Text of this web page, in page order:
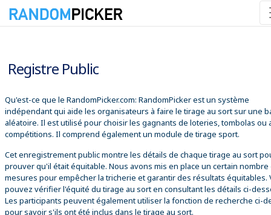
Registre Public
Qu'est-ce que le RandomPicker.com: RandomPicker est un système
indépendant qui aide les organisateurs à faire le tirage au sort sur une
aléatoire. Il est utilisé pour choisir les gagnants de loteries, tombolas ou
compétitions. Il comprend également un module de tirage sport.
Cet enregistrement public montre les détails de chaque tirage au sort
prouver qu'il était équitable. Nous avons mis en place un certain nombre
mesures pour empêcher la tricherie et garantir des résultats équitables.
pouvez vérifier l'équité du tirage au sort en consultant les détails ci-
Les participants peuvent également utiliser la fonction de recherche ci-
pour savoir s'ils ont été inclus dans le tirage au sort.